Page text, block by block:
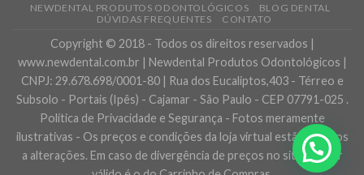
NEWDENTAL PRODUTOS ODONTOLÓGICOS
BLOG DENTAL
DÚVIDAS FREQUENTES
CONTATO
Copyright © 2018 - Todos os direitos reservados |
www.newdental.com.br | Newdental Produtos Odontológicos |
CNPJ: 29.678.698/0001-80 | Rua dos Eucaliptos,403 - Térreo e
Subsolo - Portais (Ipês) - Cajamar - São Paulo - CEP 07791-025 .
Política de Privacidade e Segurança - Fotos meramente
ilustrativas - Os preços e condições da loja virtual estão sujeitos
a alterações. Em caso de divergência de preços no site, o valor
Precisa de ajuda?